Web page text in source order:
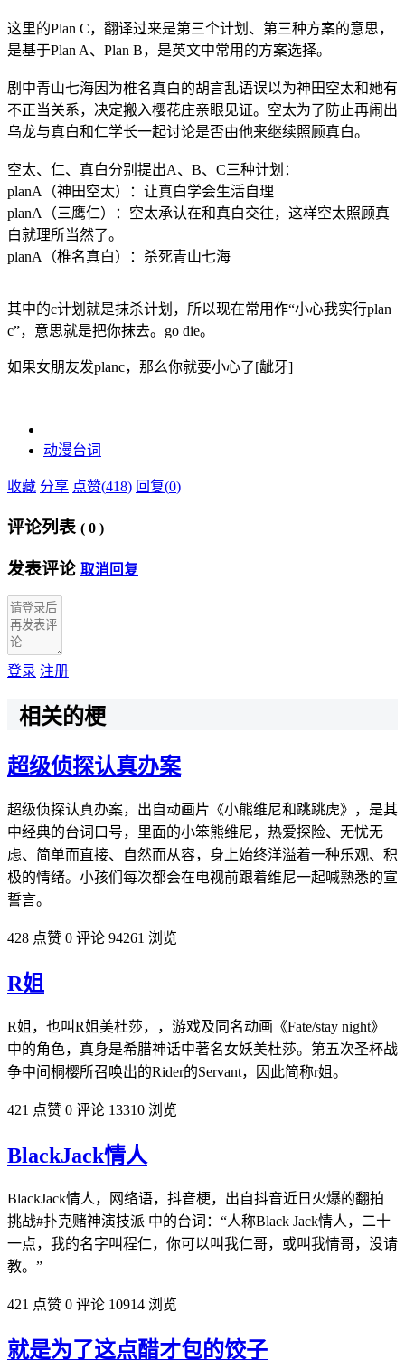
这里的Plan C，翻译过来是第三个计划、第三种方案的意思，
是基于Plan A、Plan B，是英文中常用的方案选择。
剧中青山七海因为椎名真白的胡言乱语误以为神田空太和她有
不正当关系，决定搬入樱花庄亲眼见证。空太为了防止再闹出
乌龙与真白和仁学长一起讨论是否由他来继续照顾真白。
空太、仁、真白分别提出A、B、C三种计划：
planA（神田空太）：让真白学会生活自理
planA（三鹰仁）：空太承认在和真白交往，这样空太照顾真
白就理所当然了。
planA（椎名真白）：杀死青山七海
其中的c计划就是抹杀计划，所以现在常用作“小心我实行plan
c”，意思就是把你抹去。go die。
如果女朋友发planc，那么你就要小心了[龇牙]
动漫台词
收藏 分享 点赞(418) 回复(0)
评论列表 ( 0 )
发表评论 取消回复
登录 注册
相关的梗
超级侦探认真办案
超级侦探认真办案，出自动画片《小熊维尼和跳跳虎》，是其
中经典的台词口号，里面的小笨熊维尼，热爱探险、无忧无
虑、简单而直接、自然而从容，身上始终洋溢着一种乐观、积
极的情绪。小孩们每次都会在电视前跟着维尼一起喊熟悉的宣
誓言。
428 点赞 0 评论 94261 浏览
R姐
R姐，也叫R姐美杜莎，，游戏及同名动画《Fate/stay night》
中的角色，真身是希腊神话中著名女妖美杜莎。第五次圣杯战
争中间桐樱所召唤出的Rider的Servant，因此简称r姐。
421 点赞 0 评论 13310 浏览
BlackJack情人
BlackJack情人，网络语，抖音梗，出自抖音近日火爆的翻拍
挑战#扑克赌神演技派 中的台词：“人称Black Jack情人，二十
一点，我的名字叫程仁，你可以叫我仁哥，或叫我情哥，没请
教。”
421 点赞 0 评论 10914 浏览
就是为了这点醋才包的饺子